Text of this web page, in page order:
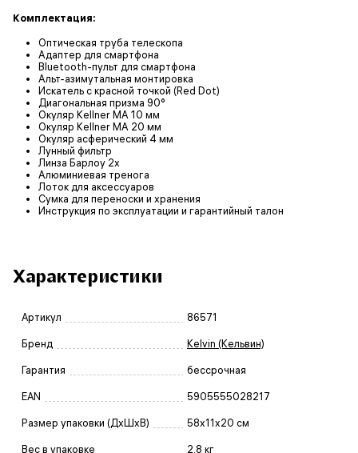
Комплектация:
Оптическая труба телескопа
Адаптер для смартфона
Bluetooth-пульт для смартфона
Альт-азимутальная монтировка
Искатель с красной точкой (Red Dot)
Диагональная призма 90°
Окуляр Kellner MA 10 мм
Окуляр Kellner MA 20 мм
Окуляр асферический 4 мм
Лунный фильтр
Линза Барлоу 2х
Алюминиевая тренога
Лоток для аксессуаров
Сумка для переноски и хранения
Инструкция по эксплуатации и гарантийный талон
Характеристики
Артикул 86571
Бренд Kelvin (Кельвин)
Гарантия бессрочная
EAN 5905555028217
Размер упаковки (ДxШxВ) 58x11x20 см
Вес в упаковке 2.8 кг